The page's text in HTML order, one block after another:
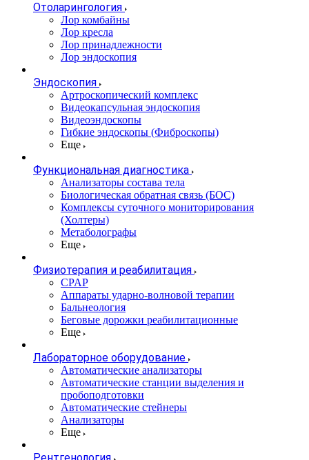
Отоларингология
Лор комбайны
Лор кресла
Лор принадлежности
Лор эндоскопия
Эндоскопия
Артроскопический комплекс
Видеокапсульная эндоскопия
Видеоэндоскопы
Гибкие эндоскопы (Фиброcкопы)
Еще
Функциональная диагностика
Анализаторы состава тела
Биологическая обратная связь (БОС)
Комплексы суточного мониторирования
(Холтеры)
Метаболографы
Еще
Физиотерапия и реабилитация
CPAP
Аппараты ударно-волновой терапии
Бальнеология
Беговые дорожки реабилитационные
Еще
Лабораторное оборудование
Автоматические анализаторы
Автоматические станции выделения и
пробоподготовки
Автоматические стейнеры
Анализаторы
Еще